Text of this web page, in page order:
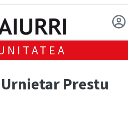
Prestu